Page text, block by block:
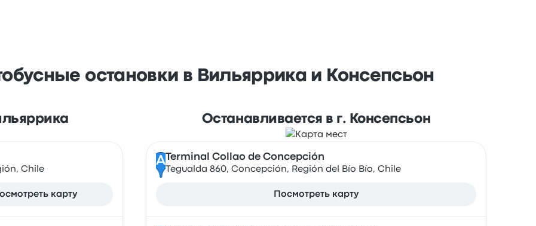
остановки в Вильяррика и Консепсьон
Chile
карту
Останавливается в г. Консепсьон
A Terminal Collao de Concepción
Tegualda 860, Concepción, Región del Bío Bío, Chile
Посмотреть карту